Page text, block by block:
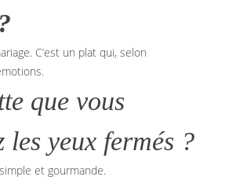
C’est un plat qui, selon
que vous
les yeux fermés ?
et gourmande.